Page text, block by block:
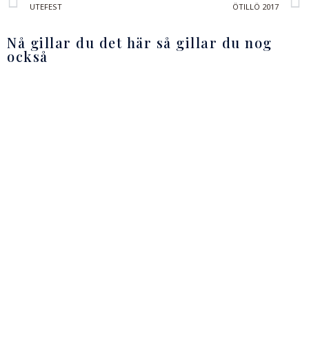
UTEFEST ÖTILLÖ 2017
Nå gillar du det här så gillar du nog
också